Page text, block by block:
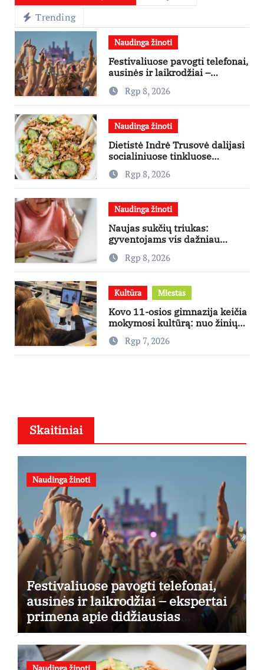
Trending
Naudinga žinoti
Festivaliuose pavogti telefonai,
ausinės ir laikrodžiai –
ekspertai primena apie
didžiausias finansines rizikas
Rgp 8, 2026
Naudinga žinoti
Dietistė Indrė Trusovė dalijasi
socialiniuose tinkluose
išpopuliarėjusiu lašišos salotų
receptuRgp 8, 2026
Naudinga žinoti
Naujas sukčių triukas:
gyventojams vis dažniau
skambina per „Viber“
Rgp 8, 2026
Kultūra Miestas
Kovo 11-osios gimnazija keičia
mokymosi kultūrą: nuo žinių
kaupimo – prie jų supratimo ir
taikymo
Rgp 7, 2026
Skaitiniai
Naudinga žinoti
Festivaliuose pavogti telefonai,
ausinės ir laikrodžiai – ekspertai
primena apie didžiausias
finansines rizikas